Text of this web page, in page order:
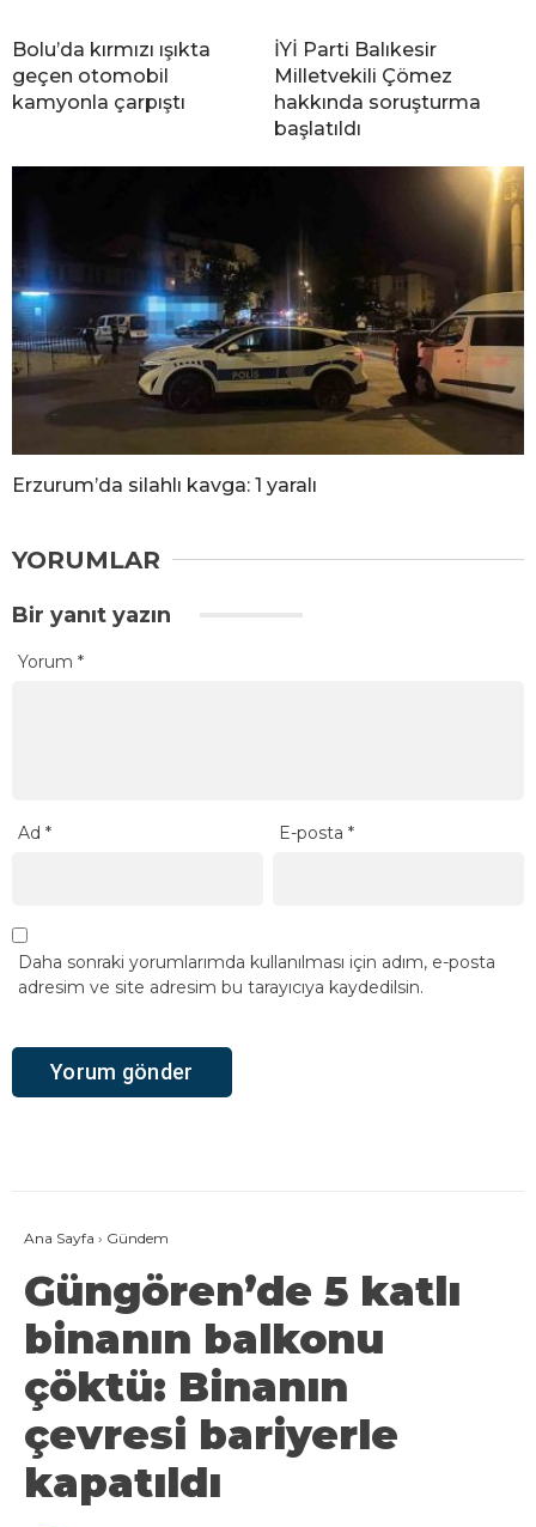
Bolu’da kırmızı ışıkta
geçen otomobil
kamyonla çarpıştı
İYİ Parti Balıkesir
Milletvekili Çömez
hakkında soruşturma
başlatıldı
Erzurum’da silahlı kavga: 1 yaralı
YORUMLAR
Bir yanıt yazın
Yorum *
Ad * E-posta*
Daha sonraki yorumlarımda kullanılması için adım, e-posta
adresim ve site adresim bu tarayıcıya kaydedilsin.
Ana Sayfa › Gündem
Güngören’de 5 katlı
binanın balkonu
çöktü: Binanın
çevresi bariyerle
kapatıldı